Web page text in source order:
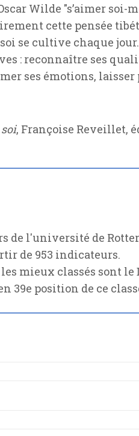
Wilde "s’aimer
cette pensée
soi se cultive chaque
: reconnaître ses
ses émotions, laisser
, Françoise Reveillet,
de l'université de
de 953 indicateurs.
mieux classés sont
39e position de ce